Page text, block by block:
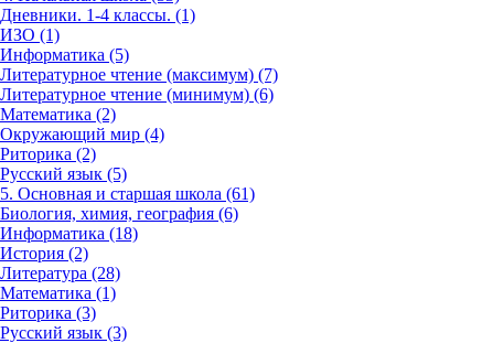
Дневники. 1-4 классы. (1)
ИЗО (1)
Информатика (5)
Литературное чтение (максимум) (7)
Литературное чтение (минимум) (6)
Математика (2)
Окружающий мир (4)
Риторика (2)
Русский язык (5)
5. Основная и старшая школа (61)
Биология, химия, география (6)
Информатика (18)
История (2)
Литература (28)
Математика (1)
Риторика (3)
Русский язык (3)